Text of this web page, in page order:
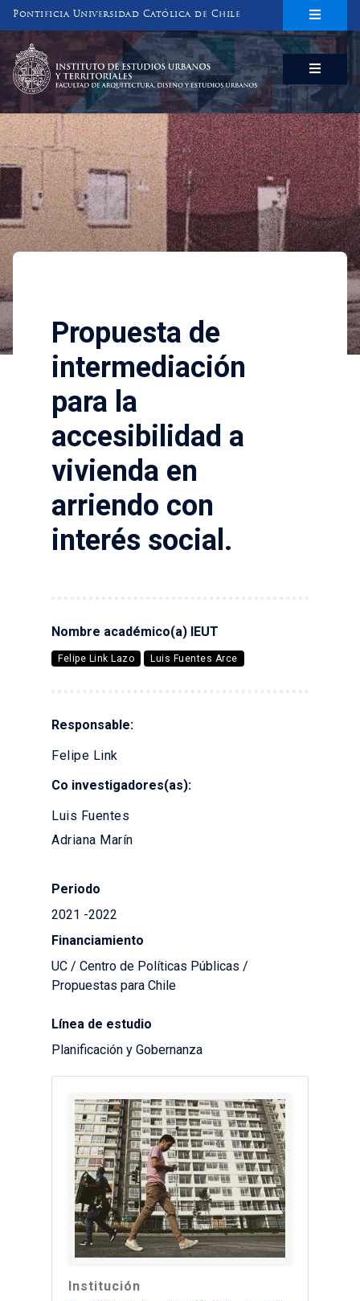
Pontificia Universidad Católica de Chile
INSTITUTO DE ESTUDIOS URBANOS
Y TERRITORIALES
FACULTAD DE ARQUITECTURA, DISEÑO Y ESTUDIOS URBANOS
Propuesta de
Propuesta de
intermediación
para la
accesibilidad a
vivienda en
arriendo con
interés social.
Nombre académico(a) IEUT
Felipe Link Lazo Luis Fuentes Arce
Responsable:
Felipe Link
Co investigadores(as):
Luis Fuentes
Adriana Marín
Periodo
2021 -2022
Financiamiento
UC / Centro de Políticas Públicas /
Propuestas para Chile
Línea de estudio
Planificación y Gobernanza
Institución